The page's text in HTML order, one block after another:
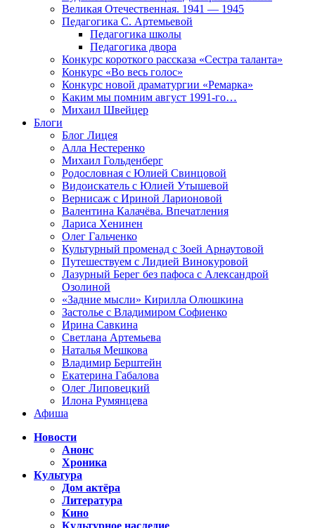
Великая Отечественная. 1941 — 1945
Педагогика С. Артемьевой
Педагогика школы
Педагогика двора
Конкурс короткого рассказа «Сестра таланта»
Конкурс «Во весь голос»
Конкурс новой драматургии «Ремарка»
Каким мы помним август 1991-го…
Михаил Швейцер
Блоги
Блог Лицея
Алла Нестеренко
Михаил Гольденберг
Родословная с Юлией Свинцовой
Видоискатель с Юлией Утышевой
Вернисаж с Ириной Ларионовой
Валентина Калачёва. Впечатления
Лариса Хенинен
Олег Гальченко
Культурный променад с Зоей Арнаутовой
Путешествуем с Лидией Винокуровой
Лазурный Берег без пафоса с Александрой
Озолиной
«Задние мысли» Кирилла Олюшкина
Застолье с Владимиром Софиенко
Ирина Савкина
Светлана Артемьева
Наталья Мешкова
Владимир Берштейн
Екатерина Габалова
Олег Липовецкий
Илона Румянцева
Афиша
Новости
Анонс
Хроника
Культура
Дом актёра
Литература
Кино